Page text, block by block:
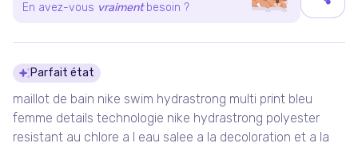
En avez-vous vraiment besoin ?
Détails du produit
Parfait état
maillot de bain nike swim hydrastrong multi print bleu
femme details technologie nike hydrastrong polyester
resistant au chlore a l eau salee a la decoloration et a la